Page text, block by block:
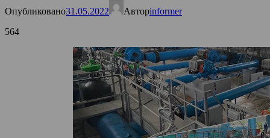
Опубликовано31.05.2022 Авторinformer
564